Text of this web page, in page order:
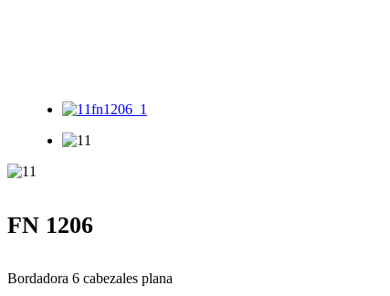
fn1206_1
FN 1206
Bordadora 6 cabezales plana